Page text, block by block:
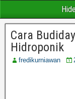
Cara
Hidroponik
fredikurniawan